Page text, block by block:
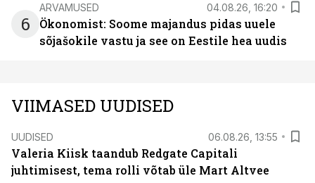
6
ARVAMUSED 04.08.26, 16:20
Ökonomist: Soome majandus pidas uuele
sõjašokile vastu ja see on Eestile hea uudis
VIIMASED UUDISED
UUDISED 06.08.26, 13:55
Valeria Kiisk taandub Redgate Capitali
juhtimisest, tema rolli võtab üle Mart Altvee